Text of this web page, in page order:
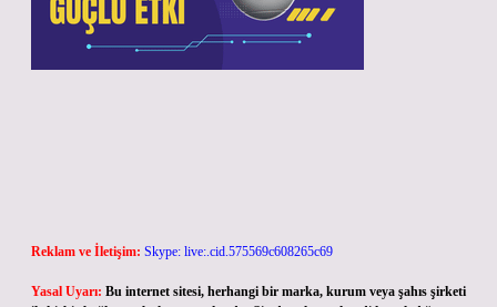
Reklam ve İletişim: Skype: live:.cid.575569c608265c69
Yasal Uyarı: Bu internet sitesi, herhangi bir marka, kurum veya şahıs şirketi